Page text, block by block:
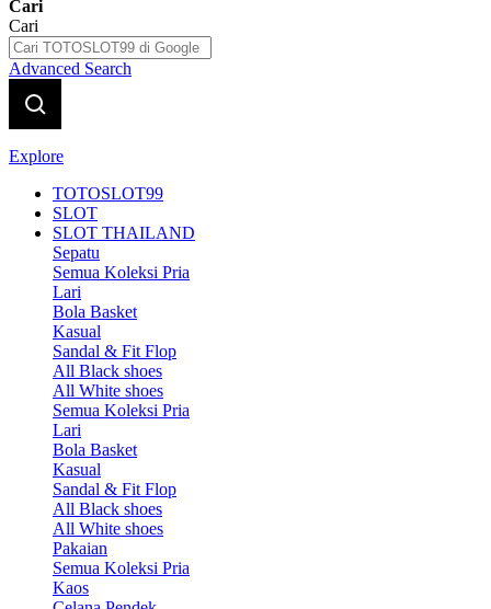
Cari
Cari
Advanced Search
Explore
TOTOSLOT99
SLOT
SLOT THAILAND
Sepatu
Semua Koleksi Pria
Lari
Bola Basket
Kasual
Sandal & Fit Flop
All Black shoes
All White shoes
Semua Koleksi Pria
Lari
Bola Basket
Kasual
Sandal & Fit Flop
All Black shoes
All White shoes
Pakaian
Semua Koleksi Pria
Kaos